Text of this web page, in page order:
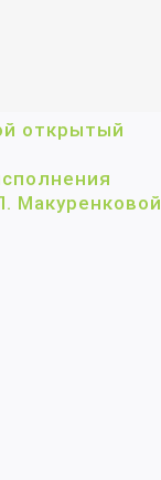
открытый
Макуренковой